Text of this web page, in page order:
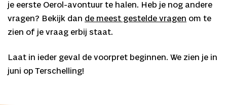
je eerste Oerol-avontuur te halen. Heb je nog andere
vragen? Bekijk dan de meest gestelde vragen om te
zien of je vraag erbij staat.
Laat in ieder geval de voorpret beginnen. We zien je in
juni op Terschelling!